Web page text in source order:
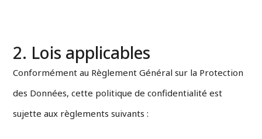
2. Lois applicables
Conformément au Règlement Général sur la Protection
des Données, cette politique de confidentialité est
sujette aux règlements suivants :